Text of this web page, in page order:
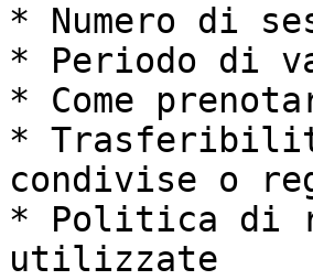
* Numero di
* Periodo di
* Come
*
condivise o
* Politica di
utilizzate